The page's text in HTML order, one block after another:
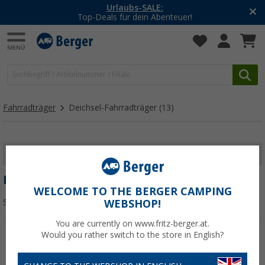
Urlaubs-SALE:
Top-Deals für dein Abenteuer!
Fahrradträger Deichsel-Fahrradträger (13)
DEICHSEL-FAHRRADTRÄGER
Sortieren:
WELCOME TO THE BERGER CAMPING
WEBSHOP!
You are currently on www.fritz-berger.at.
Would you rather switch to the store in English?